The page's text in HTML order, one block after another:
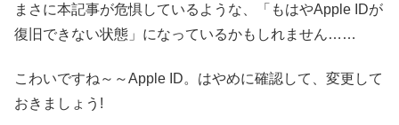
まさに本記事が危惧しているような、「もはやApple IDが
復旧できない状態」になっているかもしれません……
こわいですね～～Apple ID。はやめに確認して、変更して
おきましょう!